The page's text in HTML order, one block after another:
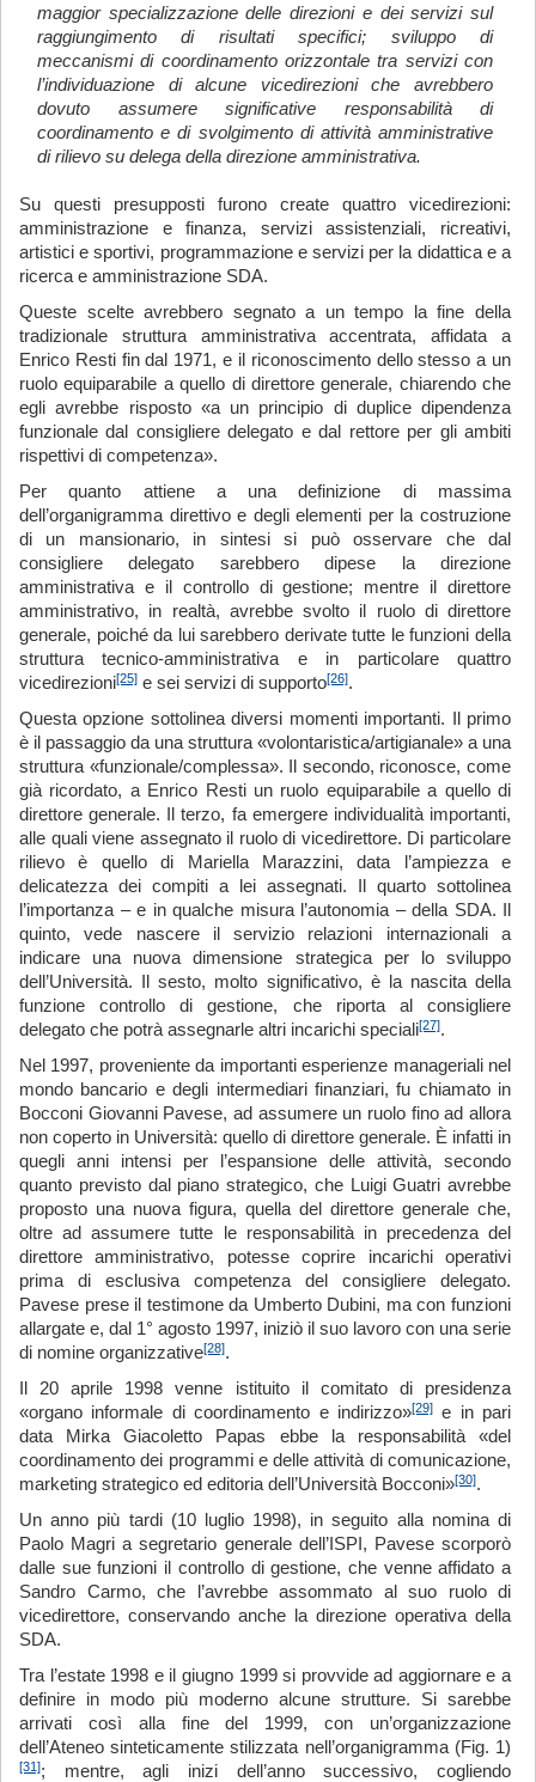
maggior specializzazione delle direzioni e dei servizi sul
raggiungimento di risultati specifici; sviluppo di
meccanismi di coordinamento orizzontale tra servizi con
l’individuazione di alcune vicedirezioni che avrebbero
dovuto assumere significative responsabilità di
coordinamento e di svolgimento di attività amministrative
di rilievo su delega della direzione amministrativa.
Su questi presupposti furono create quattro vicedirezioni:
amministrazione e finanza, servizi assistenziali, ricreativi,
artistici e sportivi, programmazione e servizi per la didattica e a
ricerca e amministrazione SDA.
Queste scelte avrebbero segnato a un tempo la fine della
tradizionale struttura amministrativa accentrata, affidata a
Enrico Resti fin dal 1971, e il riconoscimento dello stesso a un
ruolo equiparabile a quello di direttore generale, chiarendo che
egli avrebbe risposto «a un principio di duplice dipendenza
funzionale dal consigliere delegato e dal rettore per gli ambiti
rispettivi di competenza».
Per quanto attiene a una definizione di massima
dell’organigramma direttivo e degli elementi per la costruzione
di un mansionario, in sintesi si può osservare che dal
consigliere delegato sarebbero dipese la direzione
amministrativa e il controllo di gestione; mentre il direttore
amministrativo, in realtà, avrebbe svolto il ruolo di direttore
generale, poiché da lui sarebbero derivate tutte le funzioni della
struttura tecnico-amministrativa e in particolare quattro
vicedirezioni[25] e sei servizi di supporto[26].
Questa opzione sottolinea diversi momenti importanti. Il primo
è il passaggio da una struttura «volontaristica/artigianale» a una
struttura «funzionale/complessa». Il secondo, riconosce, come
già ricordato, a Enrico Resti un ruolo equiparabile a quello di
direttore generale. Il terzo, fa emergere individualità importanti,
alle quali viene assegnato il ruolo di vicedirettore. Di particolare
rilievo è quello di Mariella Marazzini, data l’ampiezza e
delicatezza dei compiti a lei assegnati. Il quarto sottolinea
l’importanza – e in qualche misura l’autonomia – della SDA. Il
quinto, vede nascere il servizio relazioni internazionali a
indicare una nuova dimensione strategica per lo sviluppo
dell’Università. Il sesto, molto significativo, è la nascita della
funzione controllo di gestione, che riporta al consigliere
delegato che potrà assegnarle altri incarichi speciali[27].
Nel 1997, proveniente da importanti esperienze manageriali nel
mondo bancario e degli intermediari finanziari, fu chiamato in
Bocconi Giovanni Pavese, ad assumere un ruolo fino ad allora
non coperto in Università: quello di direttore generale. È infatti in
quegli anni intensi per l’espansione delle attività, secondo
quanto previsto dal piano strategico, che Luigi Guatri avrebbe
proposto una nuova figura, quella del direttore generale che,
oltre ad assumere tutte le responsabilità in precedenza del
direttore amministrativo, potesse coprire incarichi operativi
prima di esclusiva competenza del consigliere delegato.
Pavese prese il testimone da Umberto Dubini, ma con funzioni
allargate e, dal 1° agosto 1997, iniziò il suo lavoro con una serie
di nomine organizzative[28].
Il 20 aprile 1998 venne istituito il comitato di presidenza
«organo informale di coordinamento e indirizzo»[29]e in pari
data Mirka Giacoletto Papas ebbe la responsabilità «del
coordinamento dei programmi e delle attività di comunicazione,
marketing strategico ed editoria dell’Università Bocconi»[30].
Un anno più tardi (10 luglio 1998), in seguito alla nomina di
Paolo Magri a segretario generale dell’ISPI, Pavese scorporò
dalle sue funzioni il controllo di gestione, che venne affidato a
Sandro Carmo, che l’avrebbe assommato al suo ruolo di
vicedirettore, conservando anche la direzione operativa della
SDA.
Tra l’estate 1998 e il giugno 1999 si provvide ad aggiornare e a
definire in modo più moderno alcune strutture. Si sarebbe
arrivati così alla fine del 1999, con un’organizzazione
dell’Ateneo sinteticamente stilizzata nell’organigramma (Fig. 1)
[31]; mentre, agli inizi dell’anno successivo, cogliendo